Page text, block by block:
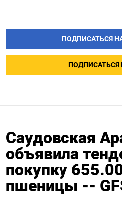
ПОДПИСАТЬСЯ
ПОДПИСАТЬСЯ В
Саудовская
объявила
покупку
пшеницы --